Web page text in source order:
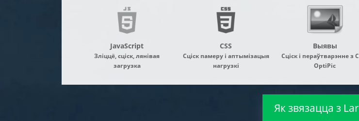
JavaScript
Зліццё, сціск, лянівая
загрузка
CSS
Сціск памеру і аптымізацыя
нагрузкі
Выявы
Сціск і пераўтварэнне з
OptiPic
Як звязацца з